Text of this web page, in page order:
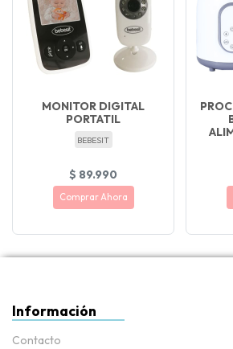
MONITOR DIGITAL
PORTATIL
BEBESIT
$ 89.990
Comprar Ahora
Información
Contacto